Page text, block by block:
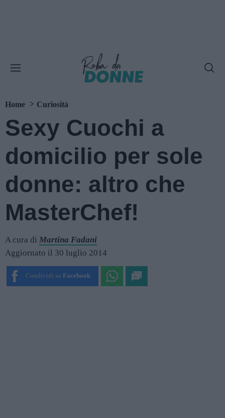
Home Curiosità
Sexy Cuochi a
domicilio per sole
donne: altro che
MasterChef!
A cura di Martina Fadani
Aggiornato il 30 luglio 2014
Condividi su Facebook